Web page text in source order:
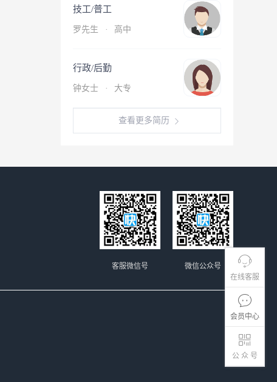
在线客服
会员中心
公 众 号
技工/普工
罗先生 · 高中
行政/后勤
钟女士 · 大专
查看更多简历
微信公众号
客服微信号